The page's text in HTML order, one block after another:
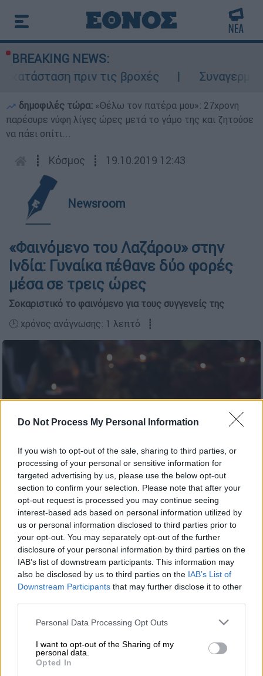
Do Not Process My Personal Information
If you wish to opt-out of the sale, sharing to third parties, or
processing of your personal or sensitive information for
targeted advertising by us, please use the below opt-out
section to confirm your selection. Please note that after your
opt-out request is processed you may continue seeing
interest-based ads based on personal information utilized by
us or personal information disclosed to third parties prior to
your opt-out. You may separately opt-out of the further
disclosure of your personal information by third parties on the
IAB’s list of downstream participants. This information may
also be disclosed by us to third parties on the IAB’s List of
Downstream Participants that may further disclose it to other
Please note that this website/app uses one or more Google
not limited to your visit or usage behaviour. You may click to
grant or deny consent to Google and its third-party tags to
use your data for below specified purposes in below Google
Personal Data Processing Opt Outs
I want to opt-out of the Sharing of my
personal data.
Opted In
BREAKING NEWS:
πριν τις βροχές
δημοφιλές τώρα: «Θέλω τον πατέρα μου»: 27χρονη
παρέσυρε νύφη λίγες ώρες μετά το γάμο της και ζητούσε
να πάει σπίτι...
┋ Κόσμος ┋ 19.10.2019 12:43
Newsroom
«Φαινόμενο του Λαζάρου» στην
Ινδία: Γυναίκα πέθανε δύο φορές
μέσα σε τρεις ώρες
Σοκαριστικό το φαινόμενο για τους συγγενείς της
🕛 χρόνος ανάγνωσης: 1 λεπτό ┋
Φωτογραφία αρχείου (Associated Press)
Προσθέστε το ΕΘΝΟΣ στη Google
Ένα σπάνιο περιστατικό και αναγνωρισμένο
ιατρικό φαινόμενο καταγράφηκε
μετά από χρόνια αποφρακτική
πνευμονοπάθεια, πέθανε σε νοσοκομείο της
πόλης. Ενημερώθηκαν οι συγγενείς της και